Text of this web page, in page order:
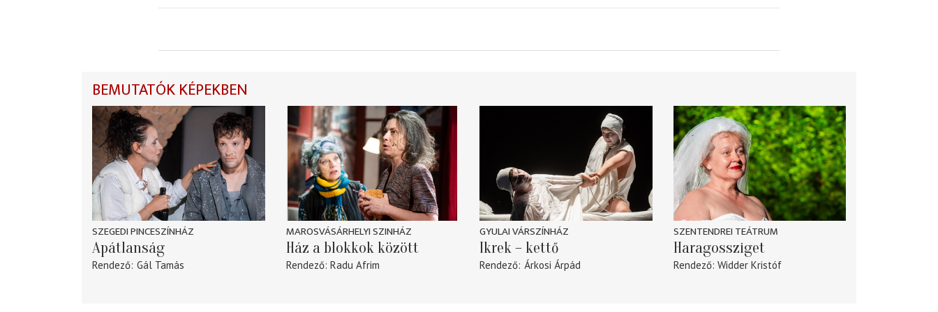
BEMUTATÓK KÉPEKBEN
SZEGEDI PINCESZÍNHÁZ
Apátlanság
Rendező Gál Tamás
MAROSVÁSÁRHELYI SZINHÁZ
Ház a blokkok között
Rendező Radu Afrim
GYULAI VÁRSZÍNHÁZ
Ikrek – kettő
Rendező Árkosi Árpád
SZENTENDREI TEÁTRUM
Haragossziget
Rendező Widder Kristóf